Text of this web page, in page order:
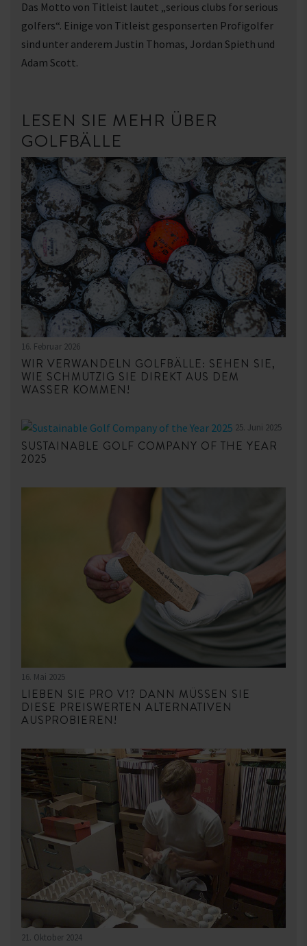
Das Motto von Titleist lautet „serious clubs for serious
golfers“. Einige von Titleist gesponserten Profigolfer
sind unter anderem Justin Thomas, Jordan Spieth und
Adam Scott.
LESEN SIE MEHR ÜBER
GOLFBÄLLE
16. Februar 2026
WIR VERWANDELN GOLFBÄLLE: SEHEN SIE,
WIE SCHMUTZIG SIE DIREKT AUS DEM
WASSER KOMMEN!
25. Juni 2025
SUSTAINABLE GOLF COMPANY OF THE YEAR
2025
16. Mai 2025
LIEBEN SIE PRO V1? DANN MÜSSEN SIE
DIESE PREISWERTEN ALTERNATIVEN
AUSPROBIEREN!
21. Oktober 2024